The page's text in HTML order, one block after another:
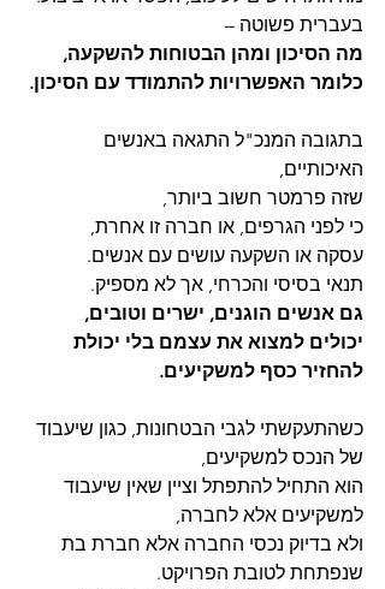
בעברית פשוטה –
מה הסיכון ומהן הבטוחות להשקעה,
כלומר האפשרויות להתמודד עם הסיכון.
בתגובה המנכ"ל התגאה באנשים
האיכותיים,
שזה פרמטר חשוב ביותר,
כי לפני הגרפים, או חברה זו אחרת,
עסקה או השקעה עושים עם אנשים.
תנאי בסיסי והכרחי, אך לא מספיק.
גם אנשים הוגנים, ישרים וטובים,
יכולים למצוא את עצמם בלי יכולת
להחזיר כסף למשקיעים.
כשהתעקשתי לגבי הבטחונות, כגון שיעבוד
של הנכס למשקיעים,
הוא התחיל להתפתל וציין שאין שיעבוד
למשקיעים אלא לחברה,
ולא בדיוק נכסי החברה אלא חברת בת
שנפתחת לטובת הפרויקט.